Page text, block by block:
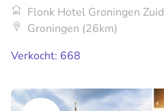
Flonk Hotel Groningen Zuid
Groningen (26km)
Verkocht: 668